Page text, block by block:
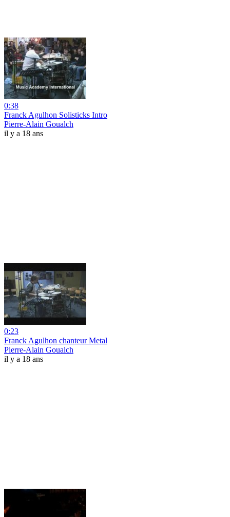
0:38
Franck Agulhon Solisticks Intro
Pierre-Alain Goualch
il y a 18 ans
0:23
Franck Agulhon chanteur Metal
Pierre-Alain Goualch
il y a 18 ans